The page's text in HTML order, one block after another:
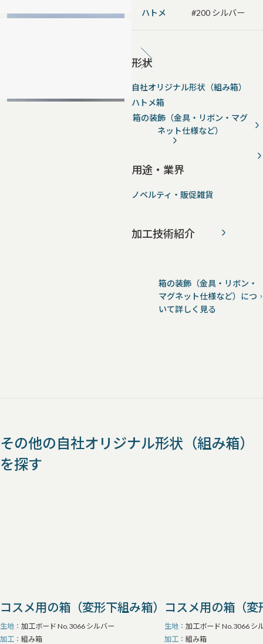
ハトメ #200 シルバー
形状
自社オリジナル形状（組み箱）
ハトメ箱
箱の装飾（金具・リボン・マグ
ネット仕様など）
用途・業界
ノベルティ・販促雑貨
加工技術紹介
箱の装飾（金具・リボン・
マグネット仕様など）につ
いて詳しく見る
その他の自社オリジナル形状（組み箱）
を探す
コスメ用の箱（変形下組み箱）
生地
加工ボード No.3066 シルバー
加工
組み箱
コスメ用の箱（
生地
加工ボード No.3066 シ
加工
組み箱